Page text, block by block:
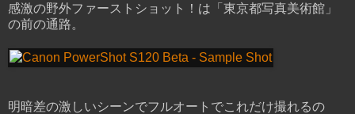
感激の野外ファーストショット！は「東京都写真美術館」
の前の通路。
明暗差の激しいシーンでフルオートでこれだけ撮れるの